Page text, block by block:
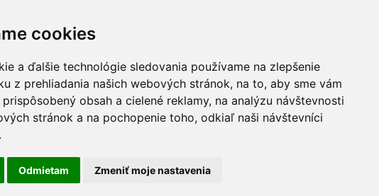
cookies
a ďalšie technológie sledovania používame na zlepšenie
z prehliadania našich webových stránok, na to, aby sme vám
obsah a cielené reklamy, na analýzu návštevnosti
stránok a na pochopenie toho, odkiaľ naši návštevníci
Odmietam Zmeniť moje nastavenia
do 4 dní
Máte otázky ?
+421 903 274 997